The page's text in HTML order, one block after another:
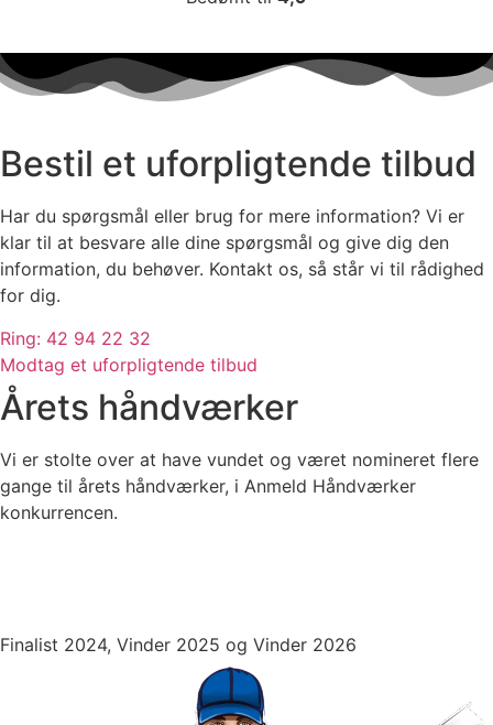
Bestil et uforpligtende tilbud
Har du spørgsmål eller brug for mere information? Vi er
klar til at besvare alle dine spørgsmål og give dig den
information, du behøver. Kontakt os, så står vi til rådighed
for dig.
Ring: 42 94 22 32
Modtag et uforpligtende tilbud
Årets håndværker
Vi er stolte over at have vundet og været nomineret flere
gange til årets håndværker, i Anmeld Håndværker
konkurrencen.
Finalist 2024, Vinder 2025 og Vinder 2026